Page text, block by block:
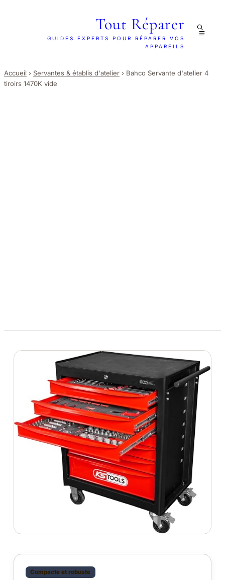
Tout Réparer
GUIDES EXPERTS POUR RÉPARER VOS
APPAREILS
Accueil › Servantes & établis d'atelier › Bahco Servante d'atelier 4
tiroirs 1470K vide
Compacte et robuste